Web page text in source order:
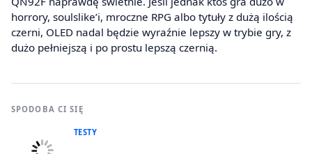
horrory, soulslike’i, mroczne RPG albo tytuły z dużą ilością
czerni, OLED nadal będzie wyraźnie lepszy w trybie gry, z
dużo pełniejszą i po prostu lepszą czernią.
SPODOBA CI SIĘ
TESTY